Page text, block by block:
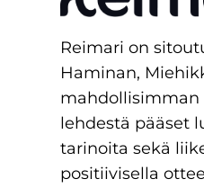
Reimari on
Haminan,
mahdollisimman
lehdestä pääset
tarinoita sekä
positiivisella